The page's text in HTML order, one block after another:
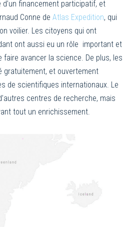
d’un financement participatif, et
Conne de Atlas Expedition, qui
voilier. Les citoyens qui ont
ont aussi eu un rôle important et
faire avancer la science. De plus, les
gratuitement, et ouvertement
de scientifiques internationaux. Le
centres de recherche, mais
tout un enrichissement.